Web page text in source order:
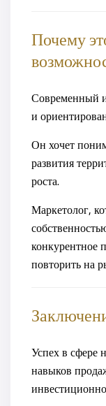
Почему
Современный
и
Он хочет
развития
роста.
Маркетолог,
конкурентное
повторить на
Успех в сфере
навыков